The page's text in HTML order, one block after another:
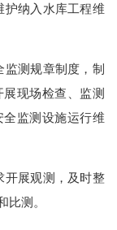
纳入水库工程维
测规章制度，制
现场检查、监测
监测设施运行维
展观测，及时整
比测。